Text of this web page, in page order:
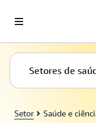
Pular para o conteúdo
Setores de
Setor Saúde e